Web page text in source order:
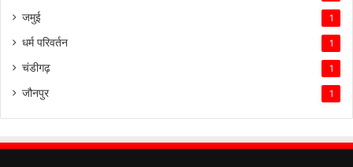
जमुई 1
धर्म परिवर्तन 1
चंडीगढ़ 1
जौनपुर 1